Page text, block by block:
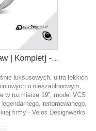
| Komplet] -...
luksusowych, ultra lekkich
o nieszablonowym,
w rozmiarze 19”, model VCS
renomowanego,
firmy - Velos Designwerks